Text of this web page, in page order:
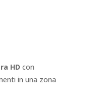
HD con
in una zona